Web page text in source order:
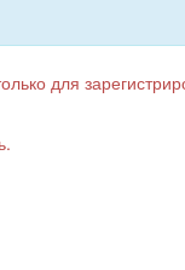
для